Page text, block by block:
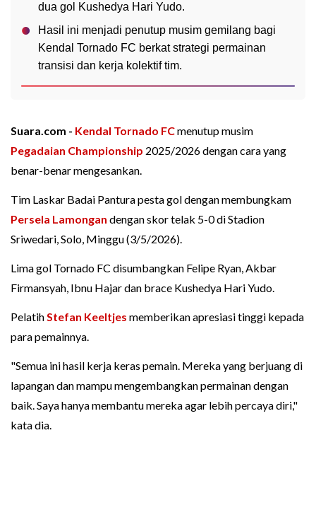
dua gol Kushedya Hari Yudo.
Hasil ini menjadi penutup musim gemilang bagi
Kendal Tornado FC berkat strategi permainan
transisi dan kerja kolektif tim.
Suara.com - Kendal Tornado FCmenutup musim
Pegadaian Championship 2025/2026 dengan cara yang
benar-benar mengesankan.
Tim Laskar Badai Pantura pesta gol dengan membungkam
Persela Lamongan dengan skor telak 5-0 di Stadion
Sriwedari, Solo, Minggu (3/5/2026).
Lima gol Tornado FC disumbangkan Felipe Ryan, Akbar
Firmansyah, Ibnu Hajar dan brace Kushedya Hari Yudo.
PelatihStefan Keeltjes memberikan apresiasi tinggi kepada
para pemainnya.
"Semua ini hasil kerja keras pemain. Mereka yang berjuang di
lapangan dan mampu mengembangkan permainan dengan
baik. Saya hanya membantu mereka agar lebih percaya diri,"
kata dia.